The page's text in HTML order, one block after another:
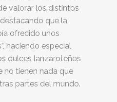
valorar los distintos
que la
ofrecido unos
haciendo especial
dulces lanzaroteños
no tienen nada que
partes del mundo.